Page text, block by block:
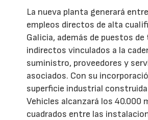
La nueva planta generará
empleos directos de alta
Galicia, además de puestos de
indirectos vinculados a la
suministro, proveedores y
asociados. Con su
superficie industrial construida
Vehicles alcanzará los 40.000
cuadrados entre las